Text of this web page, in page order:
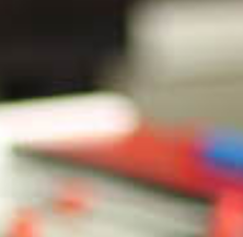
Camplus
Offerta A.A. 26-27